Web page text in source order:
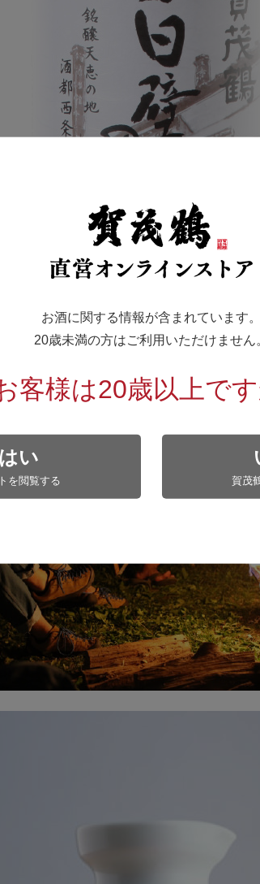
ンプ」「キャンプ」にお燗酒
は燗酒がおすすめです。
を感じさせ、ときには 癒しを感じさせるとい
軽にご自宅でアウトドア気分を味わう「お
はいかがでしょうか。
湯を沸かし、その中にお酒を入れたマグカ
えることで味わいや香りの感じ方が異なるた
お酒に関する情報が含まれています。
20歳未満の方はご利用いただけません
客様は20歳以上です
はい
を閲覧する 賀茂